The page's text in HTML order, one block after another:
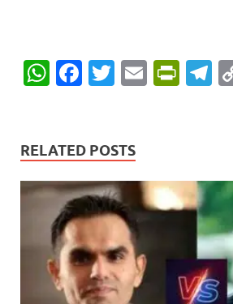
W
s
A
p
p
F
b
o
o
k
T
er
E
P
ie
n
dl
y
T
a
m
RELATED POSTS